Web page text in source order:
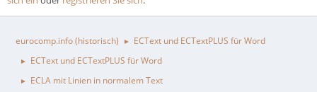
eurocomp.info (historisch) ► ECText und ECTextPLUS für Word
► ECText und ECTextPLUS für Word
► ECLA mit Linien in normalem Text